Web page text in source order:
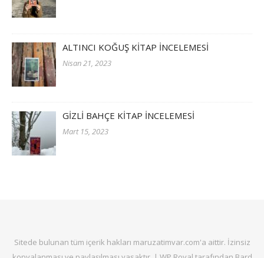
ALTINCI KOĞUŞ KİTAP İNCELEMESİ
Nisan 21, 2023
GİZLİ BAHÇE KİTAP İNCELEMESİ
Mart 15, 2023
Sitede bulunan tüm içerik hakları maruzatimvar.com'a aittir. İzinsiz